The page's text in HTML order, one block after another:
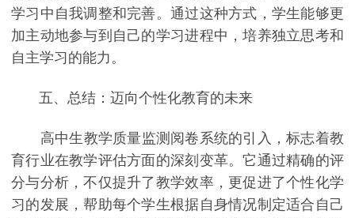
学习中自我调整和完善。通过这种方式，学生能够更
加主动地参与到自己的学习进程中，培养独立思考和
自主学习的能力。
五、总结：迈向个性化教育的未来
高中生教学质量监测阅卷系统的引入，标志着教
育行业在教学评估方面的深刻变革。它通过精确的评
分与分析，不仅提升了教学效率，更促进了个性化学
习的发展，帮助每个学生根据自身情况制定适合自己